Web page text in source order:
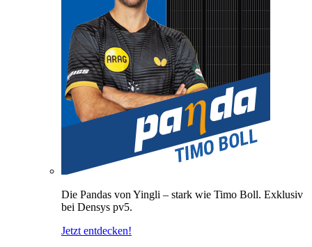
Die Pandas von Yingli – stark wie Timo Boll. Exklusiv
bei Densys pv5.
Jetzt entdecken!